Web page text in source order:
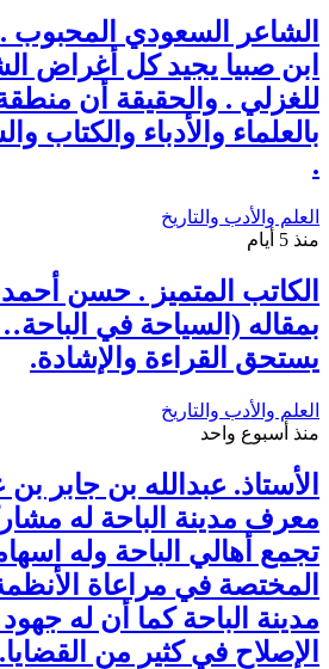
الشاعر السعودي
ابن صبيا يجيد كل أغراض
للغزلي . والحقيقة أن
بالعلماء والأدباء والكتاب
.
العلم والأدب والتاريخ
منذ 5 أيام
الكاتب المتميز . حسن أحمد
بمقاله (السياحة في
يستحق القراءة والإشادة.
العلم والأدب والتاريخ
منذ أسبوع واحد
الأستاذ. عبدالله بن جابر
معرف مدينة الباحة له
تجمع أهالي الباحة وله
المختصة في مراعاة
مدينة الباحة كما أن له
الإصلاح في كثير من القضايا.